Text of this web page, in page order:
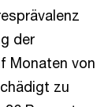
der
Monaten von
zu